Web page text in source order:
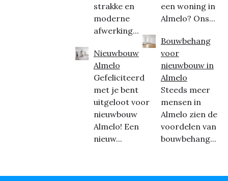
strakke en
moderne
afwerking...
Nieuwbouw
Almelo
Gefeliciteerd
met je bent
uitgeloot voor
nieuwbouw
Almelo! Een
nieuw...
een woning in
Almelo? Ons...
Bouwbehang
voor
nieuwbouw in
Almelo
Steeds meer
mensen in
Almelo zien de
voordelen van
bouwbehang...